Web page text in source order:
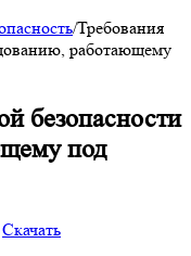
/Требования
работающему
безопасности
под
Скачать